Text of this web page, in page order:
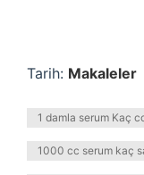
Tarih: Makaleler
1 damla serum Kaç
1000 cc serum kaç